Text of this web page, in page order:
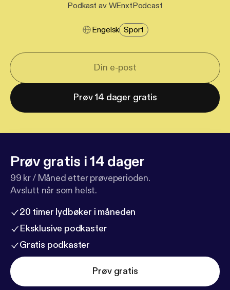
Podkast av WEnxtPodcast
Engelsk Sport
Prøv 14 dager gratis
Prøv gratis i 14 dager
99 kr / Måned etter prøveperioden.
Avslutt når som helst.
20 timer lydbøker i måneden
Eksklusive podkaster
Gratis podkaster
Prøv gratis